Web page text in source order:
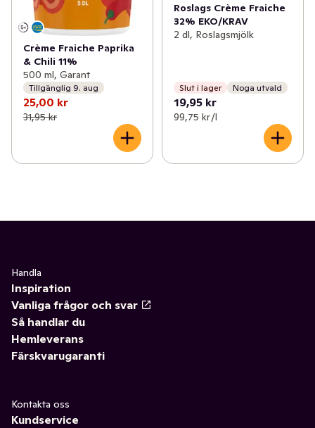
Crème Fraiche Paprika
& Chili 11%
500 ml, Garant
Tillgänglig 9. aug
25,00 kr
31,95 kr
Roslags Crème Fraiche
32% EKO/KRAV
2 dl, Roslagsmjölk
Slut i lager Noga utvald
19,95 kr
99,75 kr /l
Handla
Inspiration
Vanliga frågor och svar
Så handlar du
Hemleverans
Färskvarugaranti
Kontakta oss
Kundservice